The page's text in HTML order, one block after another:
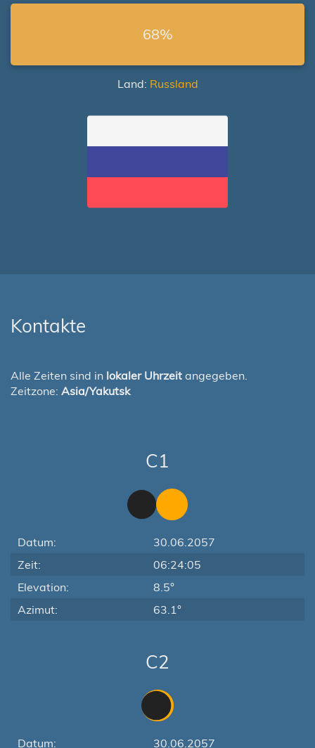
68%
Land: Russland
Kontakte
Alle Zeiten sind in lokaler Uhrzeit angegeben.
Zeitzone: Asia/Yakutsk
C1
Datum:
30.06.2057
Zeit:
06:24:05
Elevation:
8.5°
Azimut:
63.1°
C2
Datum: 30.06.2057